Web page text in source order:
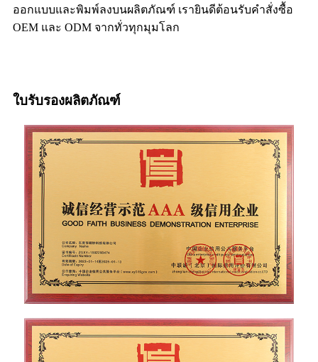
ออกแบบและพิมพ์ลงบนผลิตภัณฑ์ เรายินดีต้อนรับคำสั่งซื้อ
OEM และ ODM จากทั่วทุกมุมโลก
ใบรับรองผลิตภัณฑ์